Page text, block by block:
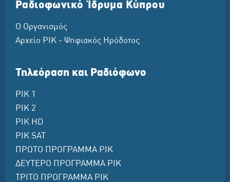
Ραδιοφωνικό Ίδρυμα Κύπρου
Ο Οργανισμός
Αρχείο ΡΙΚ - Ψηφιακός Ηρόδοτος
Τηλεόραση και Ραδιόφωνο
ΡΙΚ 1
ΡΙΚ 2
ΡΙΚ HD
ΡΙΚ SAT
ΠΡΩΤΟ ΠΡΟΓΡΑΜΜΑ ΡΙΚ
ΔΕΥΤΕΡΟ ΠΡΟΓΡΑΜΜΑ ΡΙΚ
ΤΡΙΤΟ ΠΡΟΓΡΑΜΜΑ ΡΙΚ